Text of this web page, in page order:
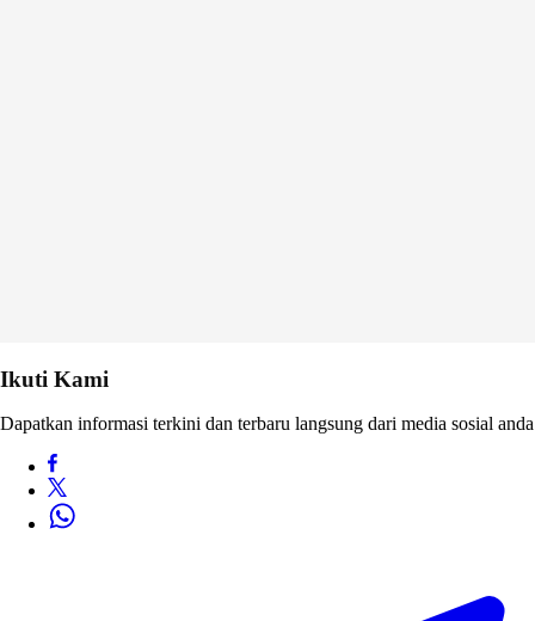
Ikuti Kami
Dapatkan informasi terkini dan terbaru langsung dari media sosial anda